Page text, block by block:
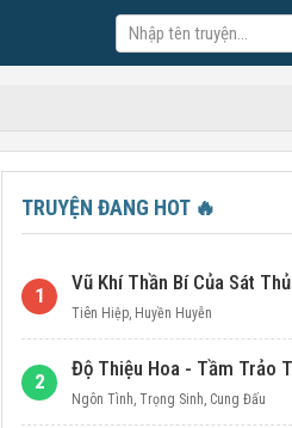
TRUYỆN ĐANG HOT 🔥
1
Vũ Khí Thần Bí Của Sát Thủ
Tiên Hiệp, Huyền Huyễn
2
Ngôn Tình, Trọng Sinh, Cung Đấu